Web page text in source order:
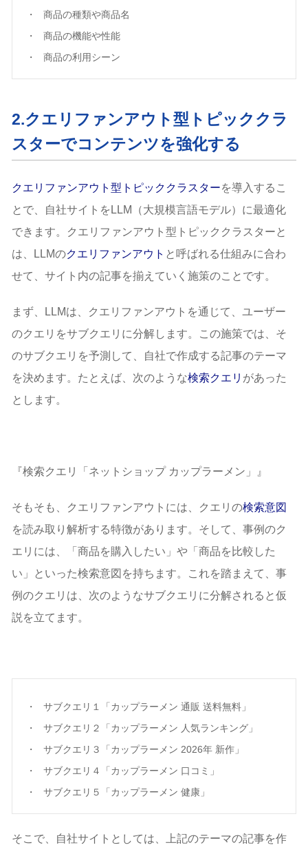
商品の種類や商品名
商品の機能や性能
商品の利用シーン
2.クエリファンアウト型トピッククラ
スターでコンテンツを強化する
クエリファンアウト型トピッククラスターを導入するこ
とで、自社サイトをLLM（大規模言語モデル）に最適化
できます。クエリファンアウト型トピッククラスターと
は、LLMのクエリファンアウト と呼ばれる仕組みに合わ
せて、サイト内の記事を揃えていく施策のことです。
まず、LLMは、クエリファンアウトを通じて、ユーザー
のクエリをサブクエリに分解します。この施策では、そ
のサブクエリを予測して、自社で作成する記事のテーマ
を決めます。たとえば、次のような検索クエリ があった
とします。
『検索クエリ「ネットショップ カップラーメン」』
そもそも、クエリファンアウトには、クエリの検索意図
を読み取り解析する特徴があります。そして、事例のク
エリには、「商品を購入したい」や「商品を比較した
い」といった検索意図を持ちます。これを踏まえて、事
例のクエリは、次のようなサブクエリに分解されると仮
説を立てます。
サブクエリ１「カップラーメン 通販 送料無料」
サブクエリ２「カップラーメン 人気ランキング」
サブクエリ３「カップラーメン 2026年 新作」
サブクエリ４「カップラーメン 口コミ」
サブクエリ５「カップラーメン 健康」
そこで、自社サイトとしては、上記のテーマの記事を作